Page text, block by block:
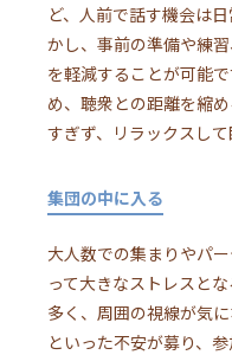
ど、人前で話す機会は
かし、事前の準備や練
を軽減することが可能
め、聴衆との距離を縮
すぎず、リラックスして
集団の中に入る
大人数での集まりやパ
って大きなストレスと
多く、周囲の視線が気
といった不安が募り、